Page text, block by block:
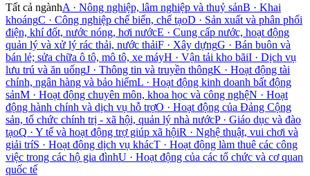
Tất cả ngànhA · Nông nghiệp, lâm nghiệp và thuỷ sảnB · Khai
khoángC · Công nghiệp chế biến, chế tạoD · Sản xuất và phân phối
điện, khí đốt, nước nóng, hơi nướcE · Cung cấp nước, hoạt động
quản lý và xử lý rác thải, nước thảiF · Xây dựngG · Bán buôn và
bán lẻ; sửa chữa ô tô, mô tô, xe máyH · Vận tải kho bãiI · Dịch vụ
lưu trú và ăn uốngJ · Thông tin và truyền thôngK · Hoạt động tài
chính, ngân hàng và bảo hiểmL · Hoạt động kinh doanh bất động
sảnM · Hoạt động chuyên môn, khoa học và công nghệN · Hoạt
động hành chính và dịch vụ hỗ trợO · Hoạt động của Đảng Cộng
sản, tổ chức chính trị - xã hội, quản lý nhà nướcP· Giáo dục và đào
tạoQ · Y tế và hoạt động trợ giúp xã hộiR · Nghệ thuật, vui chơi và
giải tríS · Hoạt động dịch vụ khácT · Hoạt động làm thuê các công
việc trong các hộ gia đìnhU · Hoạt động của các tổ chức và cơ quan
quốc tế